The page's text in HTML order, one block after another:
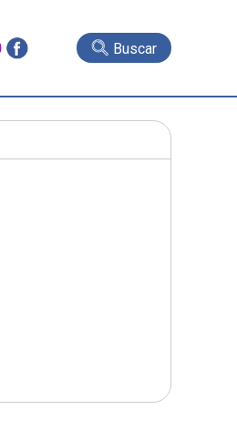
Buscar